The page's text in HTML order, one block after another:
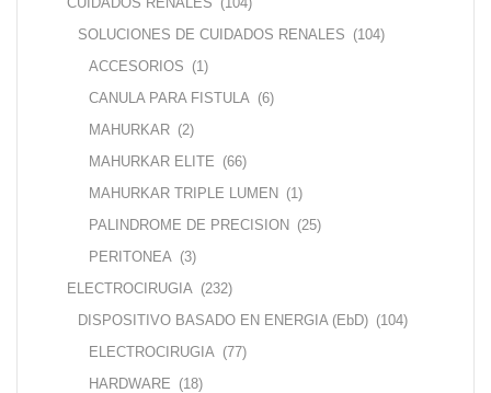
SOLUCIONES DE CUIDADOS RENALES (104)
ACCESORIOS (1)
CANULA PARA FISTULA (6)
MAHURKAR (2)
MAHURKAR ELITE (66)
MAHURKAR TRIPLE LUMEN (1)
PALINDROME DE PRECISION (25)
PERITONEA (3)
ELECTROCIRUGIA (232)
DISPOSITIVO BASADO EN ENERGIA (EbD) (104)
ELECTROCIRUGIA (77)
HARDWARE (18)